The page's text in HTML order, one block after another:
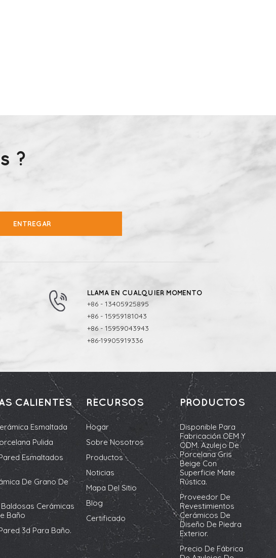
?
ENTREGAR
LLAMA EN CUALQUIER MOMENTO
+86 - 13405925895
+86 - 15959181043
+86 - 15959043943
+86-19905919336
CALIENTES
Esmaltada
Pulida
Esmaltados
De Grano De
Cerámicas
Baño
3d Para Baño.
RECURSOS
Hogar
Sobre Nosotros
Productos
Noticias
Mapa Del Sitio
Blog
Certificado
PRODUCTOS
Disponible Para
Fabricación OEM Y
ODM. Azulejo De
Porcelana Gris
Beige Con
Superficie Mate
Rústica.
Proveedor De
Revestimientos
Cerámicos De
Diseño De Piedra
Exterior.
Precio De Fábrica